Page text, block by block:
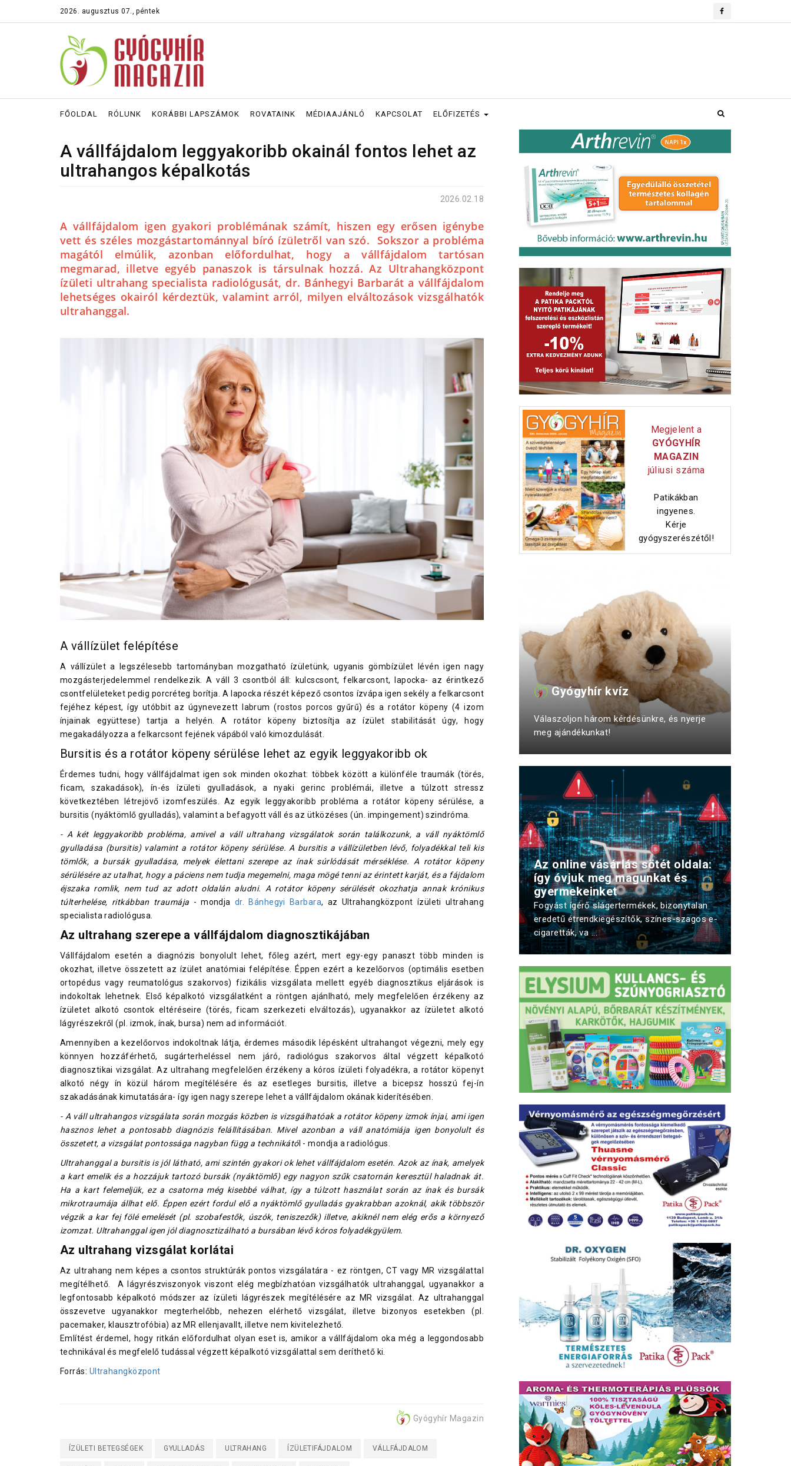
2026. augusztus 07., péntek
FŐOLDAL RÓLUNK KORÁBBI LAPSZÁMOK ROVATAINK MÉDIAAJÁNLÓ KAPCSOLAT ELŐFIZETÉS
A vállfájdalom leggyakoribb okainál fontos lehet az
ultrahangos képalkotás
2026.02.18
A vállfájdalom igen gyakori problémának számít, hiszen egy erősen igénybe
vett és széles mozgástartománnyal bíró ízületről van szó. Sokszor a probléma
magától elmúlik, azonban előfordulhat, hogy a vállfájdalom tartósan
megmarad, illetve egyéb panaszok is társulnak hozzá. Az Ultrahangközpont
ízületi ultrahang specialista radiológusát, dr. Bánhegyi Barbarát a vállfájdalom
lehetséges okairól kérdeztük, valamint arról, milyen elváltozások vizsgálhatók
ultrahanggal.
A vállízület felépítése
A vállízület a legszélesebb tartományban mozgatható ízületünk, ugyanis gömbízület lévén igen nagy
mozgásterjedelemmel rendelkezik. A váll 3 csontból áll: kulcscsont, felkarcsont, lapocka- az érintkező
csontfelületeket pedig porcréteg borítja. A lapocka részét képező csontos ízvápa igen sekély a felkarcsont
fejéhez képest, így utóbbit az úgynevezett labrum (rostos porcos gyűrű) és a rotátor köpeny (4 izom
ínjainak együttese) tartja a helyén. A rotátor köpeny biztosítja az ízület stabilitását úgy, hogy
megakadályozza a felkarcsont fejének vápából való kimozdulását.
Bursitis és a rotátor köpeny sérülése lehet az egyik leggyakoribb ok
Érdemes tudni, hogy vállfájdalmat igen sok minden okozhat: többek között a különféle traumák (törés,
ficam, szakadások), ín-és ízületi gyulladások, a nyaki gerinc problémái, illetve a túlzott stressz
következtében létrejövő izomfeszülés. Az egyik leggyakoribb probléma a rotátor köpeny sérülése, a
bursitis (nyáktömlő gyulladás), valamint a befagyott váll és az ütközéses (ún. impingement) szindróma.
- A két leggyakoribb probléma, amivel a váll ultrahang vizsgálatok során találkozunk, a váll nyáktömlő
gyulladása (bursitis) valamint a rotátor köpeny sérülése. A bursitis a vállízületben lévő, folyadékkal teli kis
tömlők, a bursák gyulladása, melyek élettani szerepe az ínak súrlódását mérséklése. A rotátor köpeny
sérülésére az utalhat, hogy a páciens nem tudja megemelni, maga mögé tenni az érintett karját, és a fájdalom
éjszaka romlik, nem tud az adott oldalán aludni. A rotátor köpeny sérülését okozhatja annak krónikus
túlterhelése, ritkábban traumája - mondja dr. Bánhegyi Barbara, az Ultrahangközpont ízületi ultrahang
specialista radiológusa.
Az ultrahang szerepe a vállfájdalom diagnosztikájában
Vállfájdalom esetén a diagnózis bonyolult lehet, főleg azért, mert egy-egy panaszt több minden is
okozhat, illetve összetett az ízület anatómiai felépítése. Éppen ezért a kezelőorvos (optimális esetben
ortopédus vagy reumatológus szakorvos) fizikális vizsgálata mellett egyéb diagnosztikus eljárások is
indokoltak lehetnek. Első képalkotó vizsgálatként a röntgen ajánlható, mely megfelelően érzékeny az
ízületet alkotó csontok eltéréseire (törés, ficam szerkezeti elváltozás), ugyanakkor az ízületet alkotó
lágyrészekről (pl. izmok, ínak, bursa) nem ad információt.
Amennyiben a kezelőorvos indokoltnak látja, érdemes második lépésként ultrahangot végezni, mely egy
könnyen hozzáférhető, sugárterheléssel nem járó, radiológus szakorvos által végzett képalkotó
diagnosztikai vizsgálat. Az ultrahang megfelelően érzékeny a kóros ízületi folyadékra, a rotátor köpenyt
alkotó négy ín közül három megítélésére és az esetleges bursitis, illetve a bicepsz hosszú fej-ín
szakadásának kimutatására- így igen nagy szerepe lehet a vállfájdalom okának kiderítésében.
- A váll ultrahangos vizsgálata során mozgás közben is vizsgálhatóak a rotátor köpeny izmok ínjai, ami igen
hasznos lehet a pontosabb diagnózis felállításában. Mivel azonban a váll anatómiája igen bonyolult és
összetett, a vizsgálat pontossága nagyban függ a technikától - mondja a radiológus.
Ultrahanggal a bursitis is jól látható, ami szintén gyakori ok lehet vállfájdalom esetén. Azok az ínak, amelyek
a kart emelik és a hozzájuk tartozó bursák (nyáktömlő) egy nagyon szűk csatornán keresztül haladnak át.
Ha a kart felemeljük, ez a csatorna még kisebbé válhat, így a túlzott használat során az ínak és bursák
mikrotraumája állhat elő. Éppen ezért fordul elő a nyáktömlő gyulladás gyakrabban azoknál, akik többször
végzik a kar fej fölé emelését (pl. szobafestők, úszók, teniszezők) illetve, akiknél nem elég erős a környező
izomzat. Ultrahanggal igen jól diagnosztizálható a bursában lévő kóros folyadékgyülem.
Az ultrahang vizsgálat korlátai
Az ultrahang nem képes a csontos struktúrák pontos vizsgálatára - ez röntgen, CT vagy MR vizsgálattal
megítélhető. A lágyrészviszonyok viszont elég megbízhatóan vizsgálhatók ultrahanggal, ugyanakkor a
legfontosabb képalkotó módszer az ízületi lágyrészek megítélésére az MR vizsgálat. Az ultrahanggal
összevetve ugyanakkor megterhelőbb, nehezen elérhető vizsgálat, illetve bizonyos esetekben (pl.
pacemaker, klausztrofóbia) az MR ellenjavallt, illetve nem kivitelezhető.
Említést érdemel, hogy ritkán előfordulhat olyan eset is, amikor a vállfájdalom oka még a leggondosabb
technikával és megfelelő tudással végzett képalkotó vizsgálattal sem deríthető ki.
Forrás: Ultrahangközpont
Gyógyhír Magazin
ÍZÜLETI BETEGSÉGEK GYULLADÁS ULTRAHANG ÍZÜLETIFÁJDALOM VÁLLFÁJDALOM
Megjelent a
GYÓGYHÍR
MAGAZIN
júliusi száma
Patikákban
ingyenes.
Kérje
gyógyszerészétől!
Gyógyhír kvíz
Válaszoljon három kérdésünkre, és nyerje
meg ajándékunkat!
Az online vásárlás sötét oldala:
így óvjuk meg magunkat és
gyermekeinket
Fogyást ígérő slágertermékek, bizonytalan
eredetű étrendkiegészítők, színes-szagos e-
cigaretták, va ...